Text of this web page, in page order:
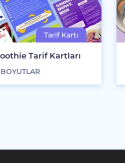
Tarif Kartları
BOYUTLAR